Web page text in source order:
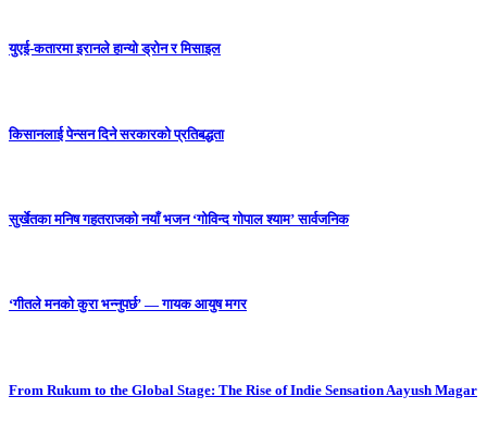
युएई-कतारमा इरानले हान्यो ड्रोन र मिसाइल
किसानलाई पेन्सन दिने सरकारको प्रतिबद्धता
सुर्खेतका मनिष गहतराजको नयाँ भजन ‘गोविन्द गोपाल श्याम’ सार्वजनिक
‘गीतले मनको कुरा भन्नुपर्छ’ — गायक आयुष मगर
From Rukum to the Global Stage: The Rise of Indie Sensation Aayush Magar